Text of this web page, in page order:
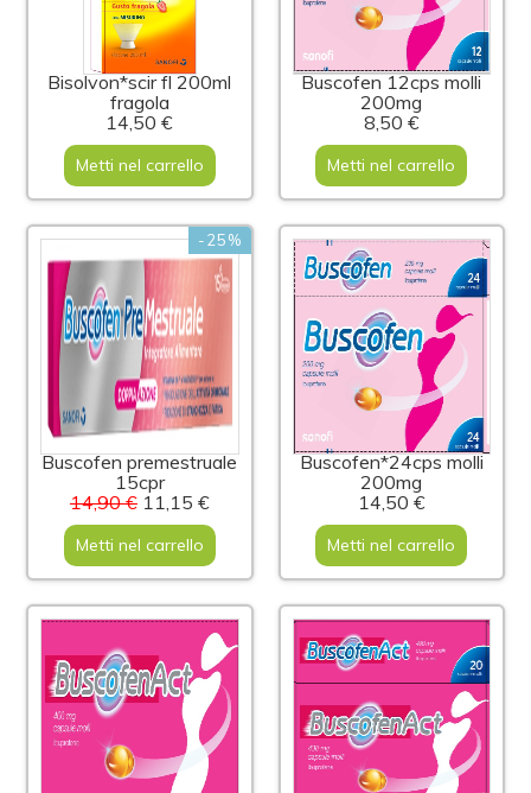
Bisolvon*scir fl 200ml
fragola
14,50 €
Metti nel carrello
Buscofen 12cps molli
200mg
8,50 €
Metti nel carrello
-25%
Buscofen premestruale
15cpr
14,90 €11,15 €
Metti nel carrello
Buscofen*24cps molli
200mg
14,50 €
Metti nel carrello